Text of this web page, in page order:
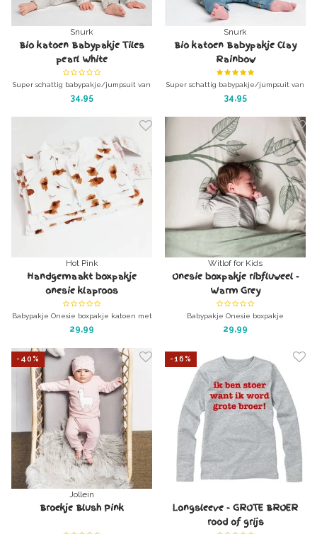
Snurk
Bio katoen Babypakje Tiles
pearl White
Super schattig babypakje/jumpsuit van
de beste kwaliteit.
GOTS gecertificeerd
34,95
Snurk
Bio katoen Babypakje Clay
Rainbow
Super schattig babypakje/jumpsuit van
de beste kwaliteit.
GOTS gecertificeerd
diverse maten
34,95
Hot Pink
Handgemaakt boxpakje
onesie klaproos
Babypakje Onesie boxpakje katoen met
klaprozen
mooi
29,99
Witlof for Kids
Onesie boxpakje ribfluweel -
Warm Grey
Babypakje Onesie boxpakje
ribfluweel/corduroy - Warm Grey
29,99
-40%
Jollein
Broekje Blush Pink
-16%
Longsleeve - GROTE BROER
rood of grijs